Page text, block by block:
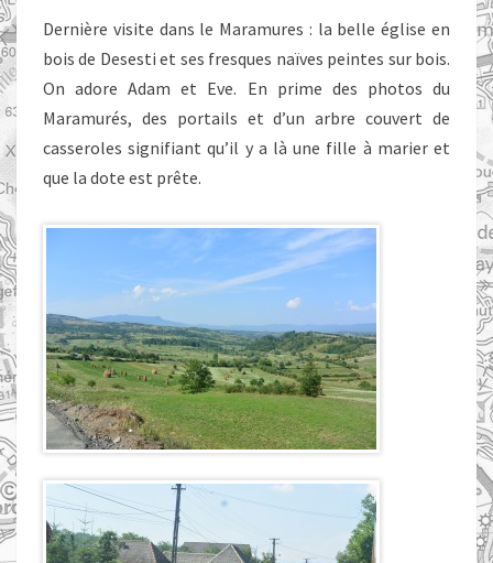
Dernière visite dans le Maramures : la belle église en
bois de Desesti et ses fresques naïves peintes sur bois.
On adore Adam et Eve. En prime des photos du
Maramurés, des portails et d’un arbre couvert de
casseroles signifiant qu’il y a là une fille à marier et
que la dote est prête.